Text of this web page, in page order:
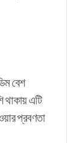
বেশ
থাকায় এটি
প্রবণতা